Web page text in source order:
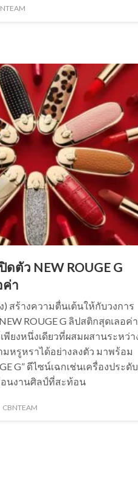
ดตัว NEW ROUGE G
ค่า
) สร้างความตื่นเต้นให้กับวงการ
ROUGE G ลิปสติกสุดเลอค่า
พียงหนึ่งเดียวที่ผสมผสานระหว่า
หรูหราได้อย่างลงตัว มาพร้อม
G” ดีไซน์เฉกเช่นเครื่องประดับ
นงานศิลป์ที่สะท้อน
CBNTEAM